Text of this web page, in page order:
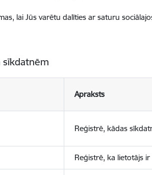
lai Jūs varētu dalīties ar saturu
sīkdatnēm
Apraksts
Reģistrē, kādas
Reģistrē, ka lietotājs